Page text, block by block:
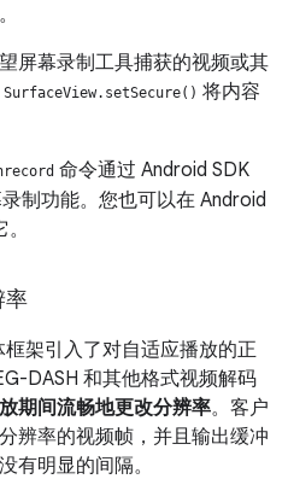
屏幕录制工具捕获的视频或其
SurfaceView.setSecure() 将内容
命令通过 Android SDK
制功能。您也可以在 Android
率
框架引入了对自适应播放的正
DASH 和其他格式视频解码
期间流畅地更改分辨率。客户
辨率的视频帧，并且输出缓冲
有明显的间隔。